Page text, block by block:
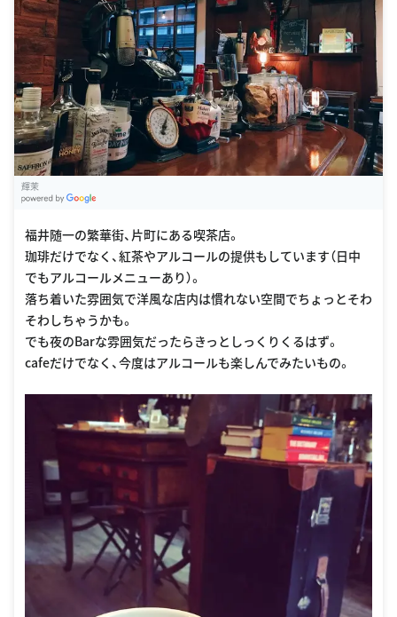
輝茉
福井随一の繁華街、片町にある喫茶店。
珈琲だけでなく、紅茶やアルコールの提供もしています（日中
でもアルコールメニューあり）。
落ち着いた雰囲気で洋風な店内は慣れない空間でちょっとそわ
そわしちゃうかも。
でも夜のBarな雰囲気だったらきっとしっくりくるはず。
cafeだけでなく、今度はアルコールも楽しんでみたいもの。